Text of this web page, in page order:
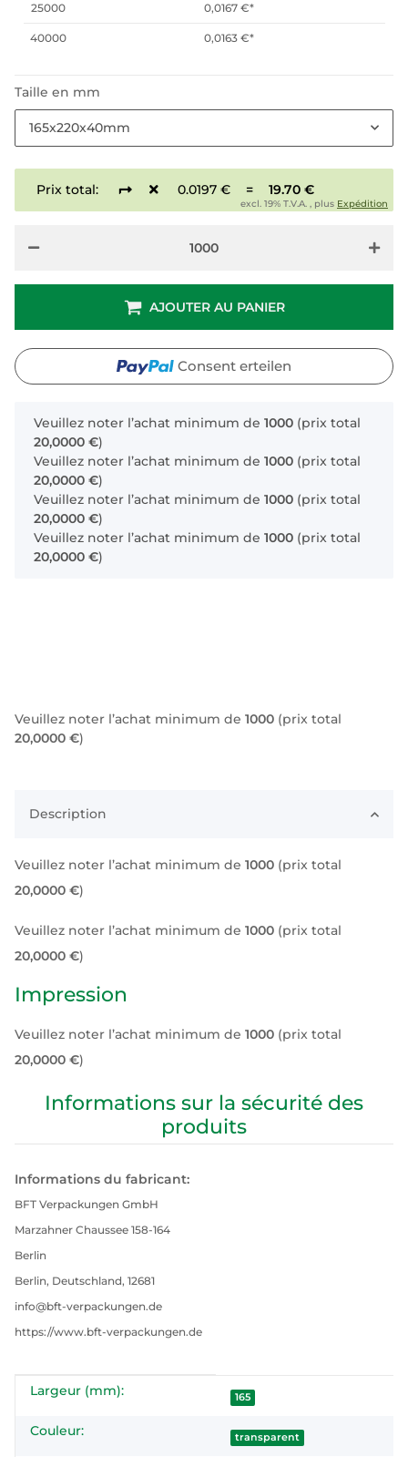
Veuillez noter l’achat minimum de 1000 (prix total
20,0000 €)
25000 0,0167 €*
40000 0,0163 €*
Taille en mm
165x220x40mm
Prix total: 0.0197 € = 19.70 €
excl. 19% T.V.A. , plus Expédition
AJOUTER AU PANIER
Consent erteilen
x
Veuillez noter l’achat minimum de 1000 (prix total
20,0000 €)
Veuillez noter l’achat minimum de 1000 (prix total
20,0000 €)
Veuillez noter l’achat minimum de 1000 (prix total
20,0000 €)
Veuillez noter l’achat minimum de 1000 (prix total
20,0000 €)
Description
Veuillez noter l’achat minimum de 1000 (prix total
20,0000 €)
Veuillez noter l’achat minimum de 1000 (prix total
20,0000 €)
Impression
Veuillez noter l’achat minimum de 1000 (prix total
20,0000 €)
Informations sur la sécurité des
produits
Informations du fabricant:
BFT Verpackungen GmbH
Marzahner Chaussee 158-164
Berlin
Berlin, Deutschland, 12681
info@bft-verpackungen.de
https://www.bft-verpackungen.de
#productDetails.itemInformation#
#productDetails.itemValue#
Largeur (mm): 165
Couleur: transparent